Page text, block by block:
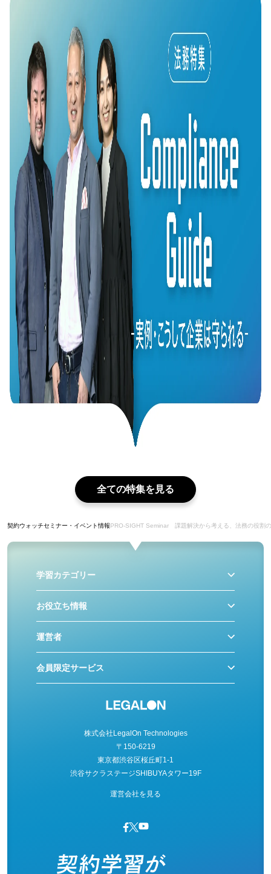
全ての特集を見る
契約ウォッチセミナー・イベント情報PRO-SIGHT Seminar 課題解決から考える、法務の役割
学習カテゴリー
お役立ち情報
運営者
会員限定サービス
株式会社LegalOn Technologies
〒150-6219
東京都渋谷区桜丘町1-1
渋谷サクラステージSHIBUYAタワー19F
運営会社を見る